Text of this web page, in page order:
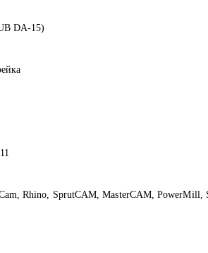
DA-15)
Rhino, SprutCAM, MasterCAM, PowerMill,